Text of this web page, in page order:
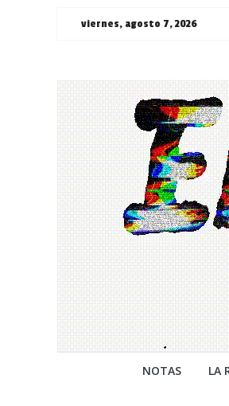
Saltarviernes, agosto 7, 2026
¯\_(ツ)_/
¯
NOTAS LA